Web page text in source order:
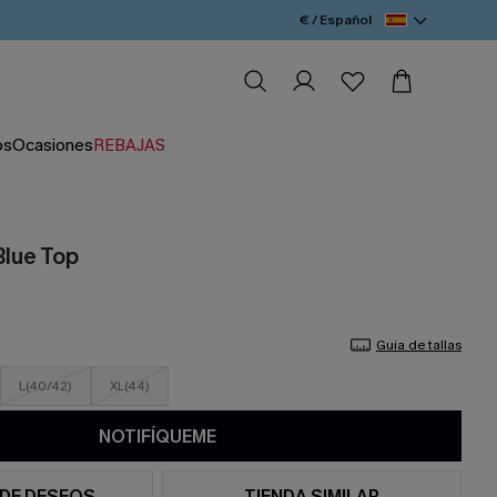
€ / Español
OcasionesREBAJAS
Top
Guía de tallas
L(40/42) XL(44)
NOTIFÍQUEME